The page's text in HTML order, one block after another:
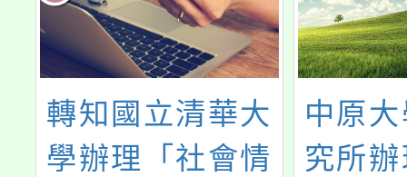
轉知國立清華大
學辦理「社會情
中原
究所